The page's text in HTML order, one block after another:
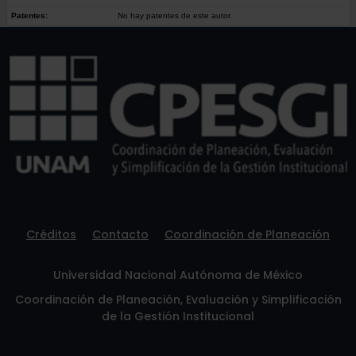
Patentes: No hay patentes de este autor.
Créditos Contacto Coordinación de Planeación
Universidad Nacional Autónoma de México
Coordinación de Planeación, Evaluación y Simplificación
de la Gestión Institucional